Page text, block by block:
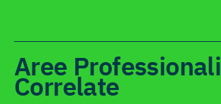
Aree Professionali
Correlate